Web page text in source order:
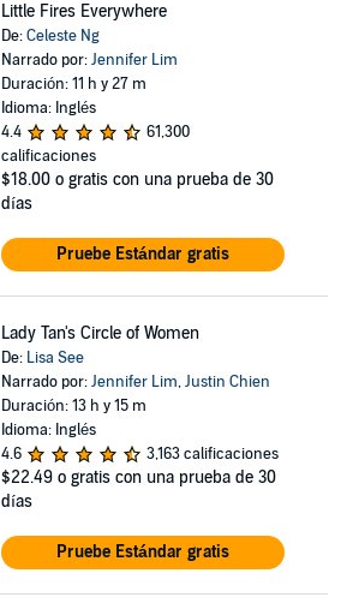
Little Fires Everywhere
De:Celeste Ng
Narrado por:Jennifer Lim
Duración: 11 h y 27 m
Idioma: Inglés
4.4
61,300
calificaciones
$18.00 o gratis con una prueba de 30
días
Pruebe Estándar gratis
Lady Tan's Circle of Women
De: Lisa See
Narrado por:Jennifer Lim,Justin Chien
Duración: 13 h y 15 m
Idioma: Inglés
4.6
3,163 calificaciones
$22.49 o gratis con una prueba de 30
días
Pruebe Estándar gratis